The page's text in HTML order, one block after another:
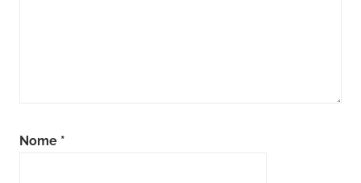
Nome *